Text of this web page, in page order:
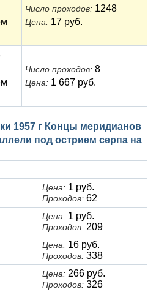
Число проходов: 1248
Цена: 17 руб.
Число проходов: 8
Цена: 1 667 руб.
1957 г Концы меридианов
под острием серпа на
Цена: 1 руб.
Проходов: 62
Цена: 1 руб.
Проходов: 209
Цена: 16 руб.
Проходов: 338
Цена: 266 руб.
Проходов: 326